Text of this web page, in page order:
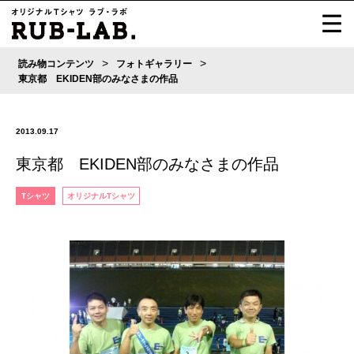
読み物コンテンツ > フォトギャラリー >
東京都 EKIDEN部のみなさまの作品
2013.09.17
東京都 EKIDEN部のみなさまの作品
Tシャツ オリジナルTシャツ